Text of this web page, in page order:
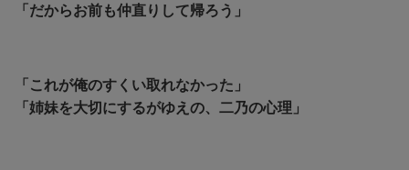
「だからお前も仲直りして帰ろう」
「これが俺のすくい取れなかった」
「姉妹を大切にするがゆえの、二乃の心理」